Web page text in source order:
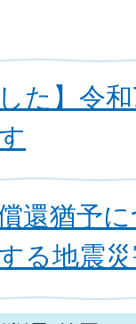
た】令
還猶予
る地震